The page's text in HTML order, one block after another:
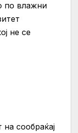
по влажни
не се
сообраќај